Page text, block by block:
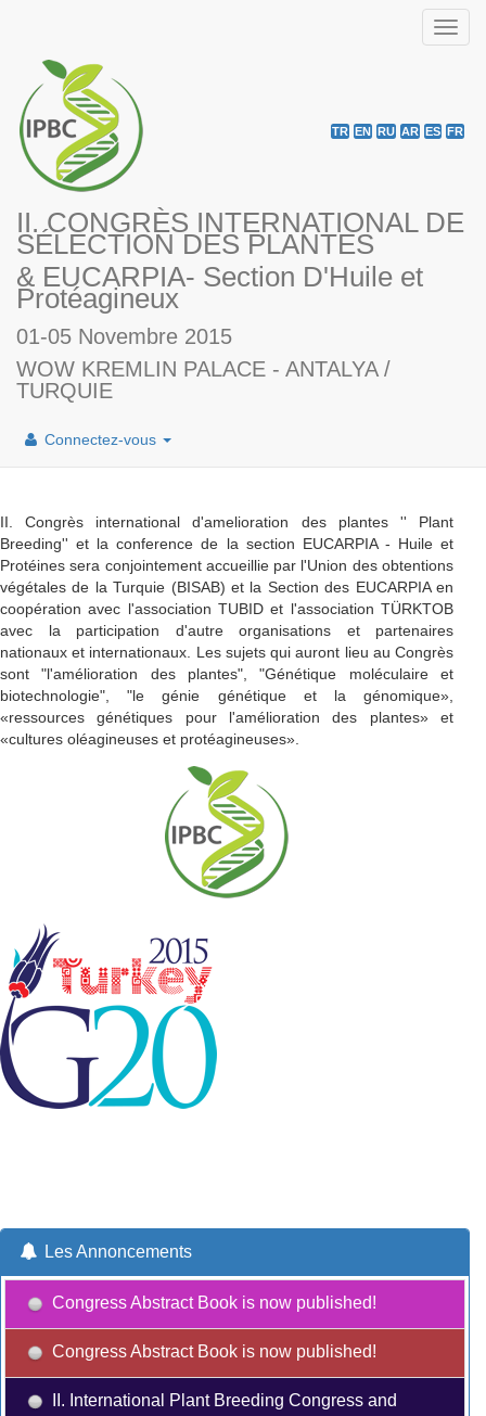
II. CONGRÈS INTERNATIONAL DE
SÉLECTION DES PLANTES
& EUCARPIA- Section D'Huile et
Protéagineux
01-05 Novembre 2015
WOW KREMLIN PALACE - ANTALYA /
TURQUIE
TR EN RU AR ES FR
Connectez-vous
II. Congrès international d'amelioration des plantes '' Plant
Breeding'' et la conference de la section EUCARPIA - Huile et
Protéines sera conjointement accueillie par l'Union des obtentions
végétales de la Turquie (BISAB) et la Section des EUCARPIA en
coopération avec l'association TUBID et l'association TÜRKTOB
avec la participation d'autre organisations et partenaires
nationaux et internationaux. Les sujets qui auront lieu au Congrès
sont "l'amélioration des plantes", "Génétique moléculaire et
biotechnologie", "le génie génétique et la génomique»,
«ressources génétiques pour l'amélioration des plantes» et
«cultures oléagineuses et protéagineuses».
Les Annoncements
Congress Abstract Book is now published!
Congress Abstract Book is now published!
II. International Plant Breeding Congress and